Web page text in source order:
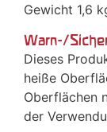
Gewicht 1,6
Warn-/
Dieses
heiße
Oberflächen
der